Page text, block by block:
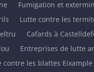
Fumigation et
Lutte contre les
Cafards à
Entreprises de lutte
les blattes Eixample